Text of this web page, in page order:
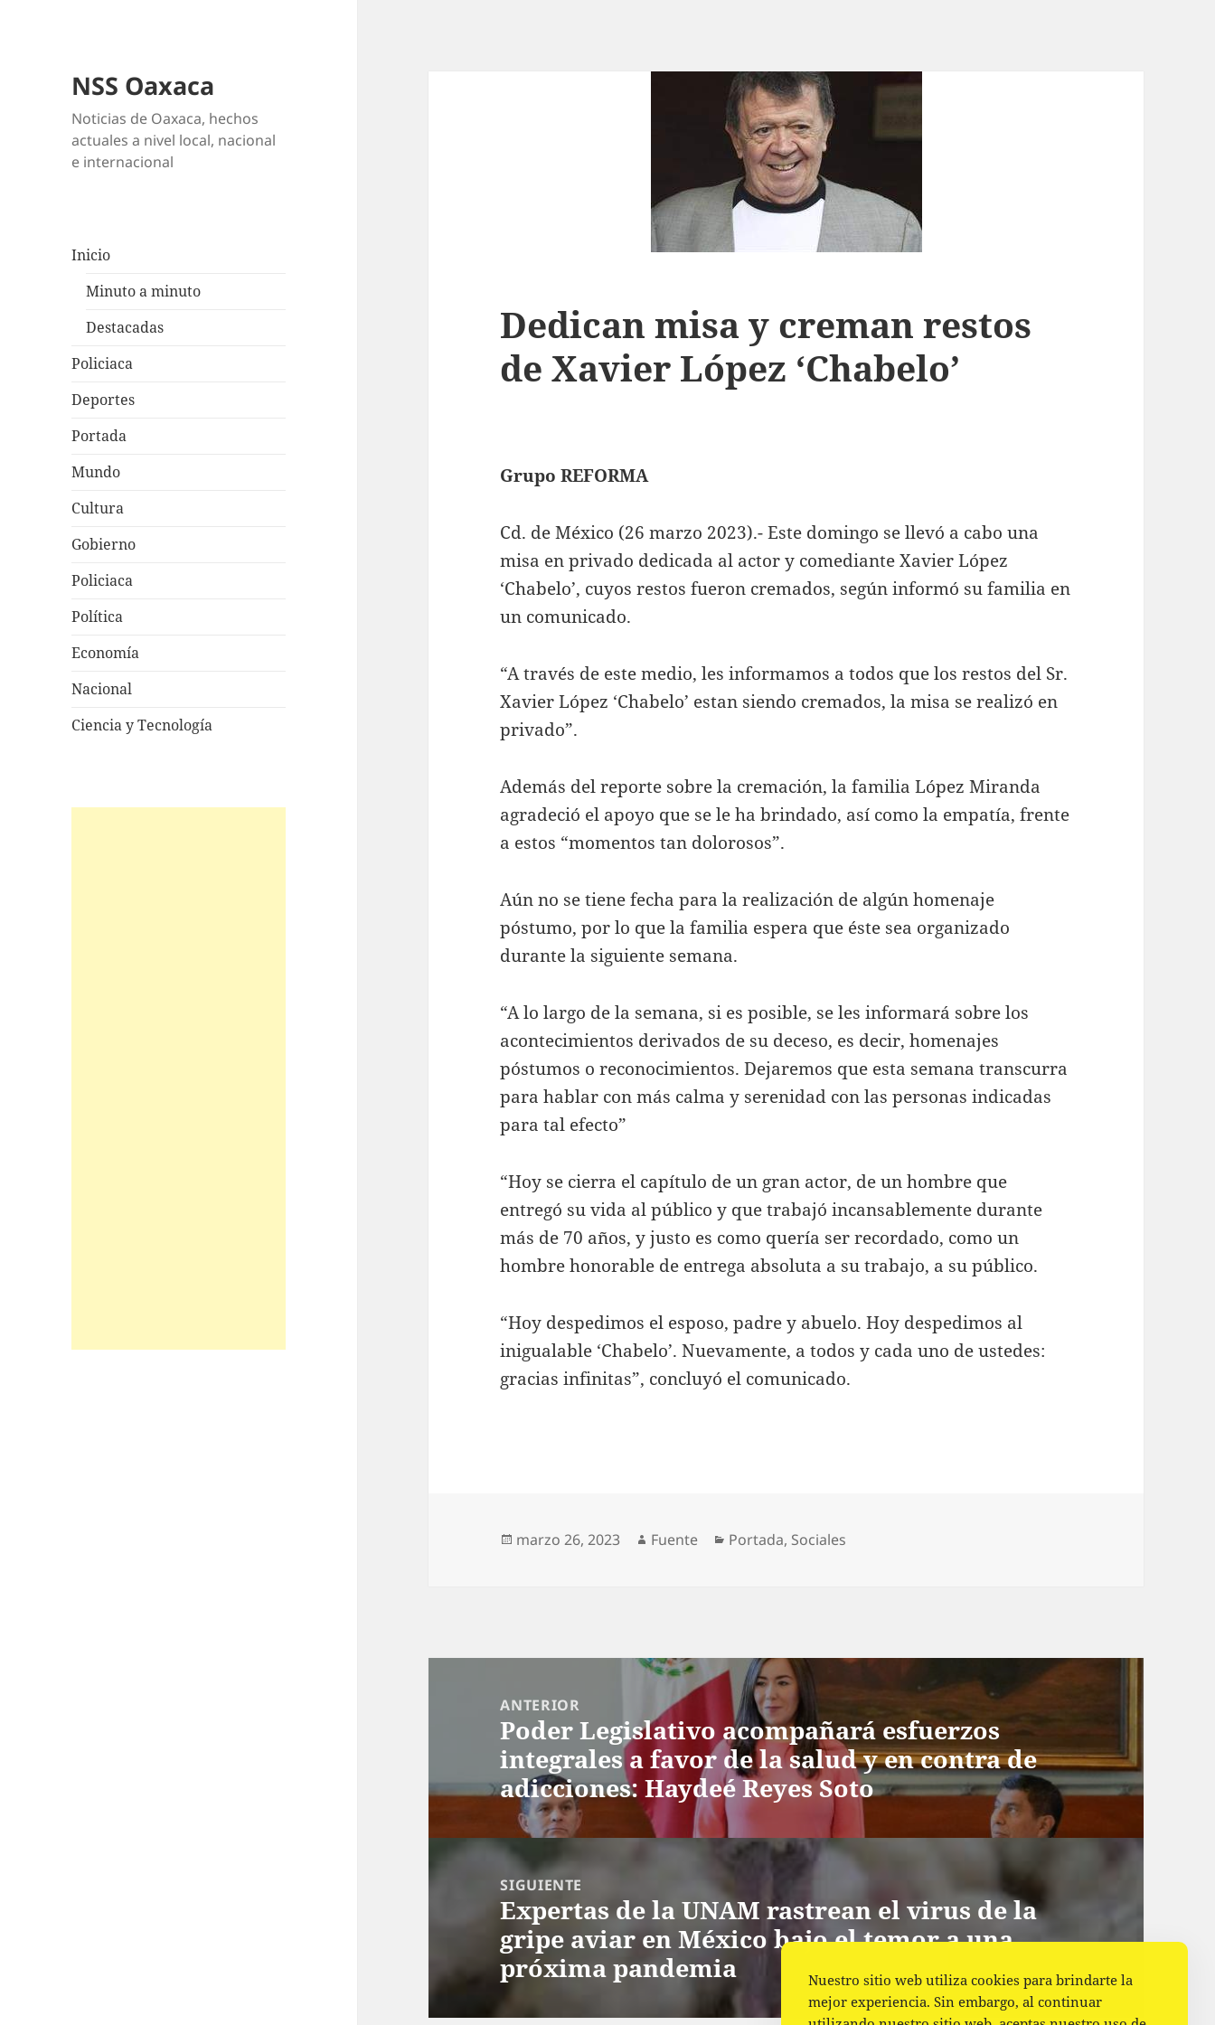
NSS Oaxaca
Noticias de Oaxaca, hechos
actuales a nivel local, nacional
e internacional
Inicio
Minuto a minuto
Destacadas
Policiaca
Deportes
Portada
Mundo
Cultura
Gobierno
Policiaca
Política
Economía
Nacional
Ciencia y Tecnología
Dedican misa y creman restos
de Xavier López ‘Chabelo’
Grupo REFORMA
Cd. de México (26 marzo 2023).- Este domingo se llevó a cabo una
misa en privado dedicada al actor y comediante Xavier López
‘Chabelo’, cuyos restos fueron cremados, según informó su familia en
un comunicado.
“A través de este medio, les informamos a todos que los restos del Sr.
Xavier López ‘Chabelo’ estan siendo cremados, la misa se realizó en
privado”.
Además del reporte sobre la cremación, la familia López Miranda
agradeció el apoyo que se le ha brindado, así como la empatía, frente
a estos “momentos tan dolorosos”.
Aún no se tiene fecha para la realización de algún homenaje
póstumo, por lo que la familia espera que éste sea organizado
durante la siguiente semana.
“A lo largo de la semana, si es posible, se les informará sobre los
acontecimientos derivados de su deceso, es decir, homenajes
póstumos o reconocimientos. Dejaremos que esta semana transcurra
para hablar con más calma y serenidad con las personas indicadas
para tal efecto”
“Hoy se cierra el capítulo de un gran actor, de un hombre que
entregó su vida al público y que trabajó incansablemente durante
más de 70 años, y justo es como quería ser recordado, como un
hombre honorable de entrega absoluta a su trabajo, a su público.
“Hoy despedimos el esposo, padre y abuelo. Hoy despedimos al
inigualable ‘Chabelo’. Nuevamente, a todos y cada uno de ustedes:
gracias infinitas”, concluyó el comunicado.
Publicado
marzo 26, 2023 Autor
Fuente Categorías
Portada, Sociales
entradas
ANTERIOR
Entrada
anterior:
Poder Legislativo acompañará esfuerzos
integrales a favor de la salud y en contra de
adicciones: Haydeé Reyes Soto
SIGUIENTE
Siguiente
entrada:
Expertas de la UNAM rastrean el virus de la
gripe aviar en México bajo el temor a una
próxima pandemia
Nuestro sitio web utiliza cookies para brindarte la
mejor experiencia. Sin embargo, al continuar